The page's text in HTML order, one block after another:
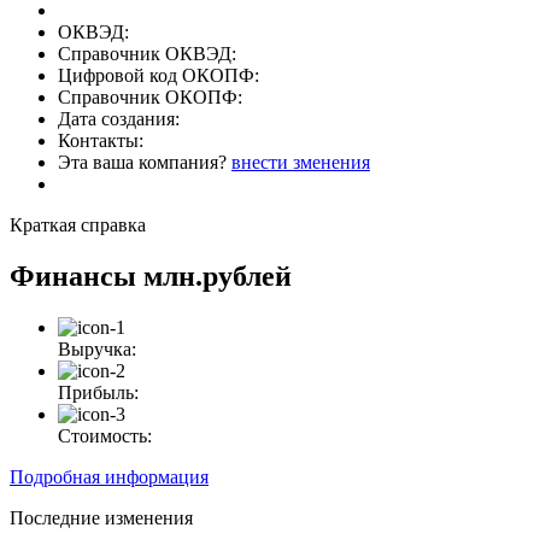
ОКВЭД:
Справочник ОКВЭД:
Цифровой код ОКОПФ:
Справочник ОКОПФ:
Дата создания:
Контакты:
Эта ваша компания? внести зменения
Краткая справка
Финансы млн.рублей
Выручка:
Прибыль:
Стоимость:
Подробная информация
Последние изменения